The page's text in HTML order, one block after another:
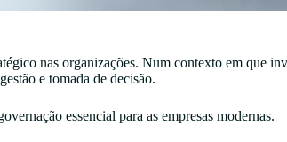
nas organizações. Num contexto em que
e tomada de decisão.
essencial para as empresas modernas.